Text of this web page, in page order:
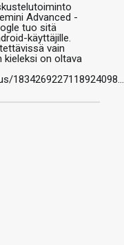
Advanced -
tuo sitä
käyttäjille.
vain
kieleksi on oltava
1834269227118924098…